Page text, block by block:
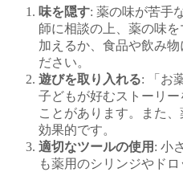
味を隠す: 薬の味が苦手
師に相談の上、薬の味
加えるか、食品や飲み
ださい。
遊びを取り入れる: 「お
子どもが好むストーリ
ことがあります。また
効果的です。
適切なツールの使用 : 小
も薬用のシリンジやド